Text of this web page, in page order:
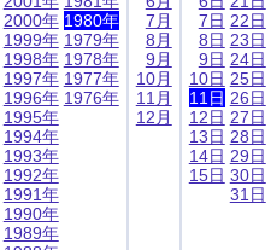
2000年
1999年
1998年
1997年
1996年
1995年
1994年
1993年
1992年
1991年
1990年
1989年
1980年
1979年
1978年
1977年
1976年
7月
8月
9月
10月
11月
12月
7日
8日
9日
10日
11日
12日
13日
14日
15日
22日
23日
24日
25日
26日
27日
28日
29日
30日
31日